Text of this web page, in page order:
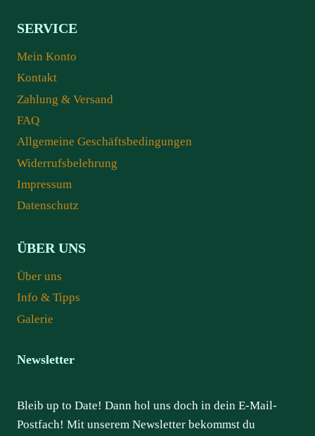
SERVICE
Mein Konto
Kontakt
Zahlung & Versand
FAQ
Allgemeine Geschäftsbedingungen
Widerrufsbelehrung
Impressum
Datenschutz
ÜBER UNS
Über uns
Info & Tipps
Galerie
Newsletter
Bleib up to Date! Dann hol uns doch in dein E-Mail-
Postfach! Mit unserem Newsletter bekommst du